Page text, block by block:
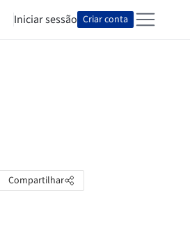
Iniciar sessão Criar conta
Compartilhar